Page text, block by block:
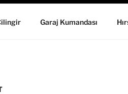
Garaj Kumandası